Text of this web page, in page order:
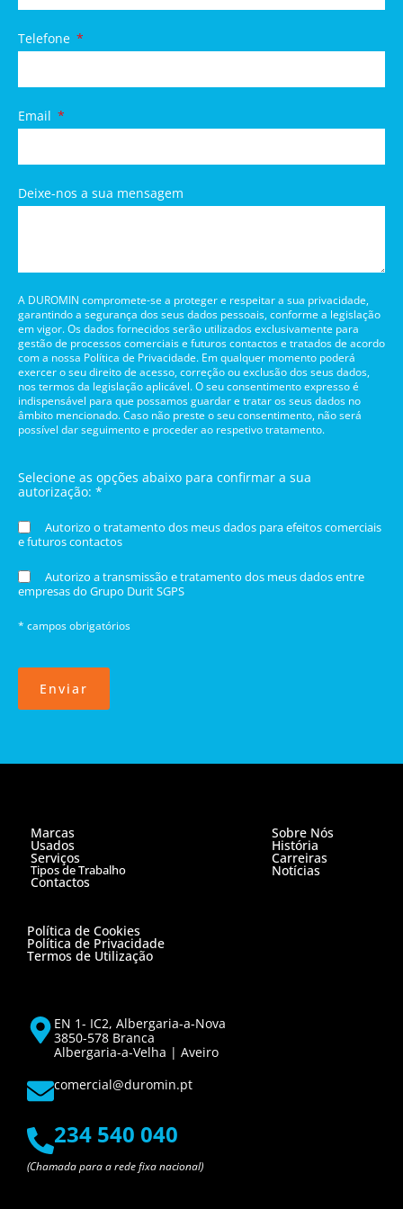
Telefone
Email
Deixe-nos a sua mensagem
A DUROMIN compromete-se a proteger e respeitar a sua privacidade,
garantindo a segurança dos seus dados pessoais, conforme a legislação
em vigor. Os dados fornecidos serão utilizados exclusivamente para
gestão de processos comerciais e futuros contactos e tratados de acordo
com a nossa Política de Privacidade. Em qualquer momento poderá
exercer o seu direito de acesso, correção ou exclusão dos seus dados,
nos termos da legislação aplicável. O seu consentimento expresso é
indispensável para que possamos guardar e tratar os seus dados no
âmbito mencionado. Caso não preste o seu consentimento, não será
possível dar seguimento e proceder ao respetivo tratamento.
Selecione as opções abaixo para confirmar a sua
autorização: *
Autorizo o tratamento dos meus dados para efeitos comerciais
e futuros contactos
Autorizo a transmissão e tratamento dos meus dados entre
empresas do Grupo Durit SGPS
* campos obrigatórios
Enviar
Marcas
Usados
Serviços
Tipos de Trabalho
Contactos
Sobre Nós
História
Carreiras
Notícias
Política de Cookies
Política de Privacidade
Termos de Utilização
EN 1- IC2, Albergaria-a-Nova
3850-578 Branca
Albergaria-a-Velha | Aveiro
comercial@duromin.pt
234 540 040
(Chamada para a rede fixa nacional)